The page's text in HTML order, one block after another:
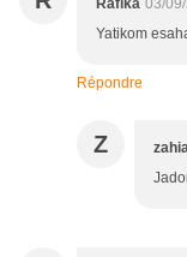
Rafika 03/
Yatikom
Répondre
Z